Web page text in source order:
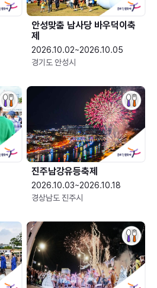
안성맞춤 남사당 바우덕이축
제
2026.10.02~2026.10.05
경기도 안성시
진주남강유등축제
2026.10.03~2026.10.18
경상남도 진주시